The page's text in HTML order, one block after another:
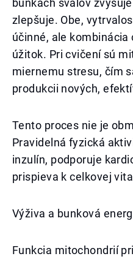
bunkách svalov
zlepšuje. Obe,
účinné, ale
úžitok. Pri cvičení sú
miernemu stresu, čím
produkcii nových,
Tento proces nie je
Pravidelná fyzická
inzulín, podporuje
prispieva k celkovej
Výživa a bunková
Funkcia mitochondrií